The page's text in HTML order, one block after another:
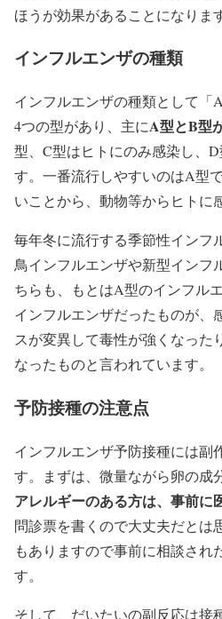
ほうが効果があることになります
インフルエンザの種類
インフルエンザの種類として「
4つの型があり、主にA型とB型
型、C型はヒトにのみ感染し、
す。一番流行しやすいのはA型
いことから、動物等からヒトに
毎年冬に流行する季節性インフ
鳥インフルエンザや新型インフ
ちらも、もとはA型のインフル
インフルエンザだったものが、
スが変異して毒性が強くなった
なったものと言われています。
予防接種の注意点
インフルエンザ予防接種には副
す。まずは、微量ながら卵の成
アレルギーのある方は、事前に
問診票を書くので大丈夫だとは
もありますので事前に相談され
す。
そして、だいたいの副反応は接